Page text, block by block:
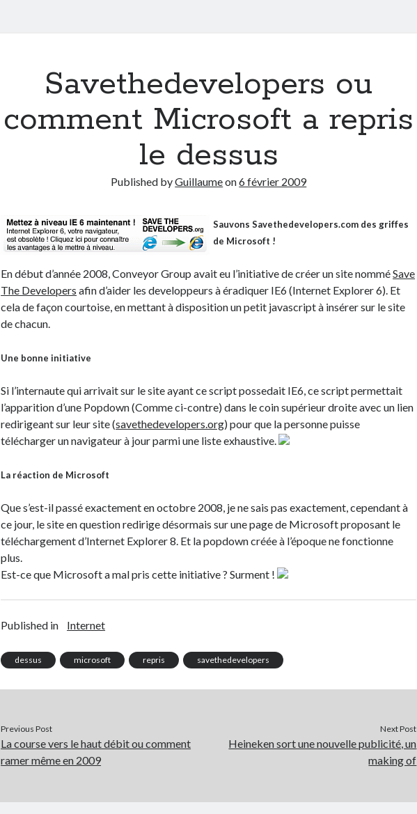
Savethedevelopers ou
comment Microsoft a repris
le dessus
Published byGuillaumeon6 février 2009
Sauvons Savethedevelopers.com des griffes
de Microsoft !
En début d’année 2008, Conveyor Group avait eu l’initiative de créer un site nomméSave
The Developers afin d’aider les developpeurs à éradiquer IE6 (Internet Explorer 6). Et
cela de façon courtoise, en mettant à disposition un petit javascript à insérer sur le site
de chacun.
Une bonne initiative
Si l’internaute qui arrivait sur le site ayant ce script possedait IE6, ce script permettait
l’apparition d’une Popdown (Comme ci-contre) dans le coin supérieur droite avec un lien
redirigeant sur leur site (savethedevelopers.org) pour que la personne puisse
télécharger un navigateur à jour parmi une liste exhaustive.
La réaction de Microsoft
Que s’est-il passé exactement en octobre 2008, je ne sais pas exactement, cependant à
ce jour, le site en question redirige désormais sur une page de Microsoft proposant le
téléchargement d’Internet Explorer 8. Et la popdown créée à l’époque ne fonctionne
plus.
Est-ce que Microsoft a mal pris cette initiative ? Surment !
Published in Internet
dessus microsoft repris savethedevelopers
Previous Post
La course vers le haut débit ou comment
ramer même en 2009
Next Post
Heineken sort une nouvelle publicité, un
making of